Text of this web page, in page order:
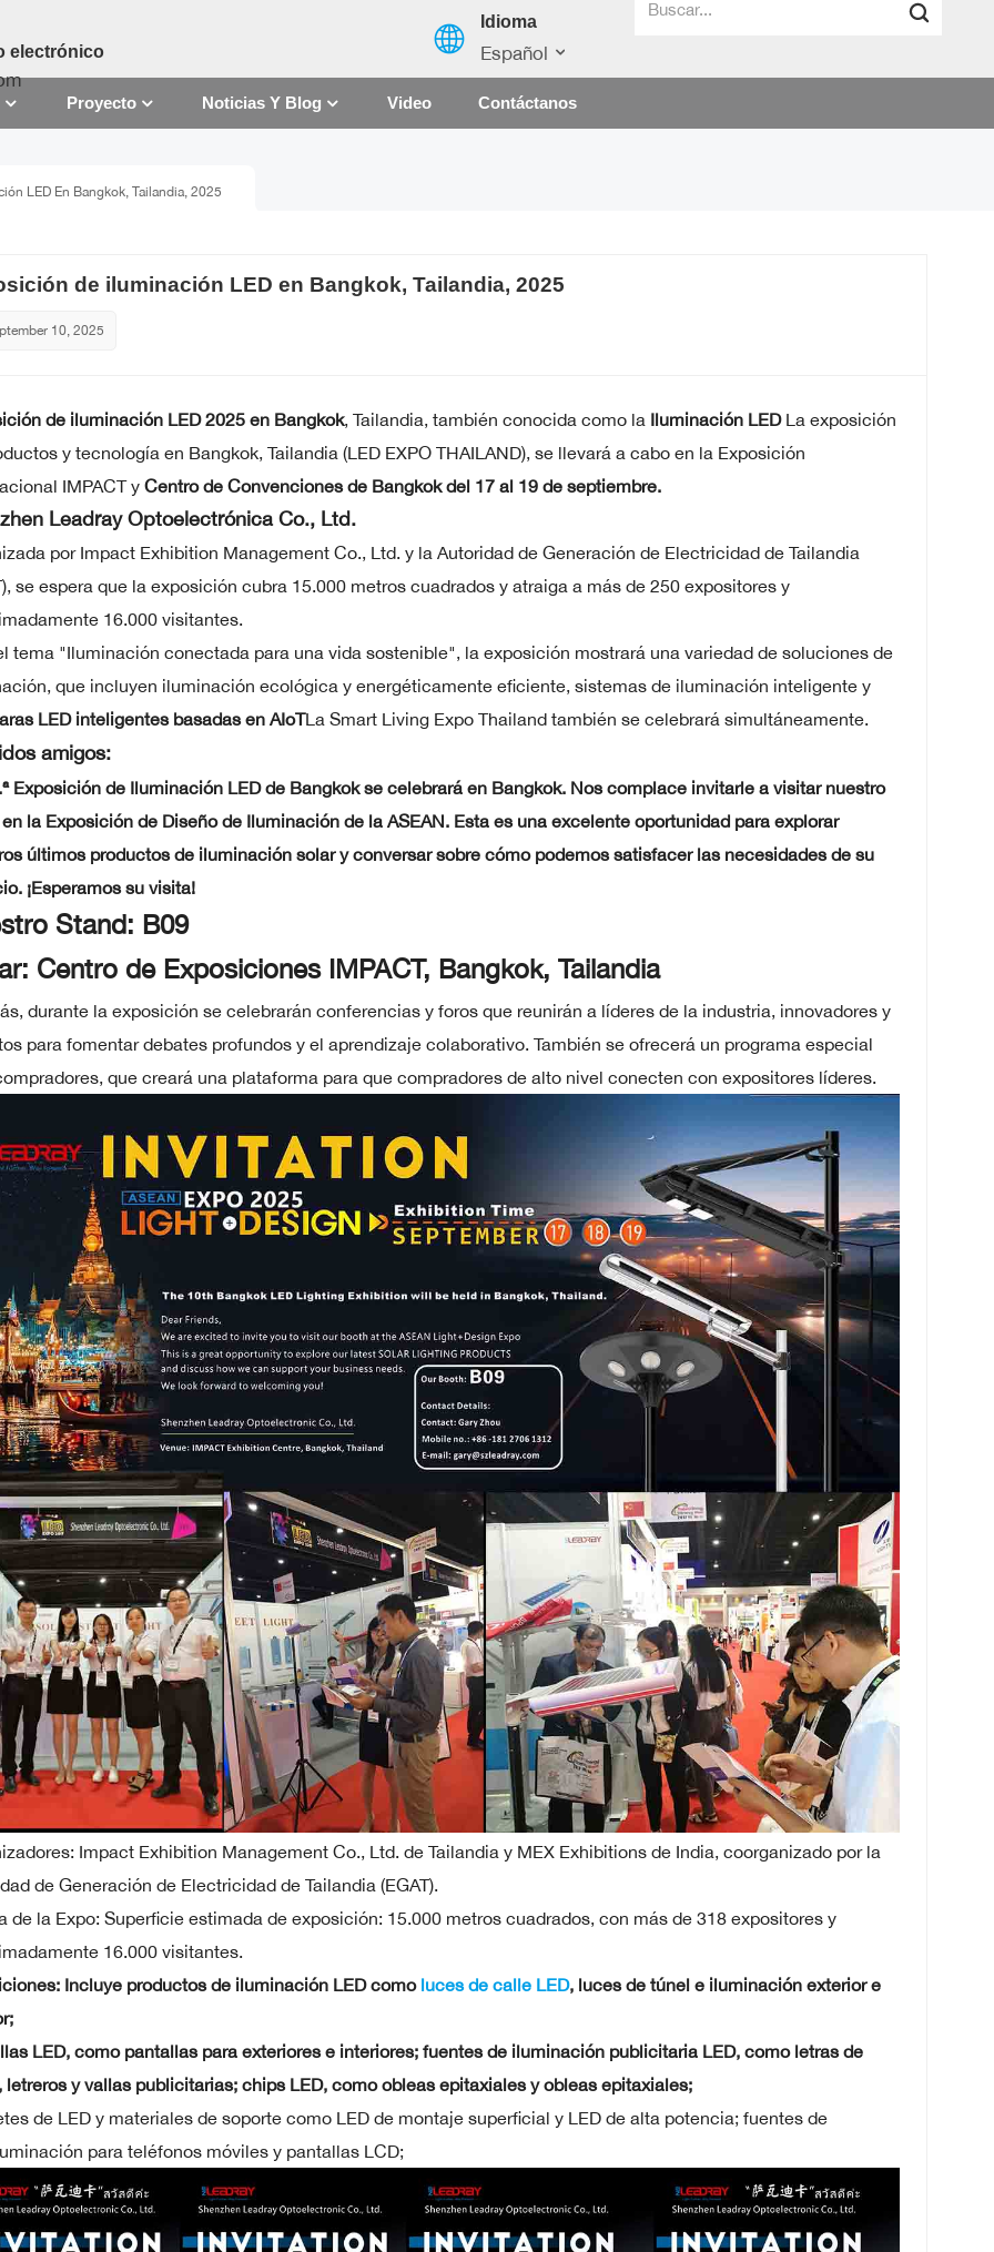
electrónico
Idioma
Español
español
Proyecto Noticias Y Blog Video Contáctanos
LED En Bangkok, Tailandia, 2025
de iluminación LED en Bangkok, Tailandia, 2025
10, 2025
de iluminación LED 2025 en Bangkok, Tailandia, también conocida como la Iluminación LEDLa exposición
y tecnología en Bangkok, Tailandia (LED EXPO THAILAND), se llevará a cabo en la Exposición
IMPACT y Centro de Convenciones de Bangkok del 17 al 19 de septiembre.
Leadray Optoelectrónica Co., Ltd.
por Impact Exhibition Management Co., Ltd. y la Autoridad de Generación de Electricidad de Tailandia
se espera que la exposición cubra 15.000 metros cuadrados y atraiga a más de 250 expositores y
16.000 visitantes.
tema "Iluminación conectada para una vida sostenible", la exposición mostrará una variedad de soluciones de
que incluyen iluminación ecológica y energéticamente eficiente, sistemas de iluminación inteligente y
LED inteligentes basadas en AIoTLa Smart Living Expo Thailand también se celebrará simultáneamente.
amigos:
Exposición de Iluminación LED de Bangkok se celebrará en Bangkok. Nos complace invitarle a visitar nuestro
la Exposición de Diseño de Iluminación de la ASEAN. Esta es una excelente oportunidad para explorar
últimos productos de iluminación solar y conversar sobre cómo podemos satisfacer las necesidades de su
¡Esperamos su visita!
Stand: B09
Centro de Exposiciones IMPACT, Bangkok, Tailandia
durante la exposición se celebrarán conferencias y foros que reunirán a líderes de la industria, innovadores y
para fomentar debates profundos y el aprendizaje colaborativo. También se ofrecerá un programa especial
que creará una plataforma para que compradores de alto nivel conecten con expositores líderes.
Impact Exhibition Management Co., Ltd. de Tailandia y MEX Exhibitions de India, coorganizado por la
de Generación de Electricidad de Tailandia (EGAT).
de la Expo: Superficie estimada de exposición: 15.000 metros cuadrados, con más de 318 expositores y
16.000 visitantes.
Incluye productos de iluminación LED como luces de calle LED, luces de túnel e iluminación exterior e
LED, como pantallas para exteriores e interiores; fuentes de iluminación publicitaria LED, como letras de
letreros y vallas publicitarias; chips LED, como obleas epitaxiales y obleas epitaxiales;
de LED y materiales de soporte como LED de montaje superficial y LED de alta potencia; fuentes de
para teléfonos móviles y pantallas LCD;